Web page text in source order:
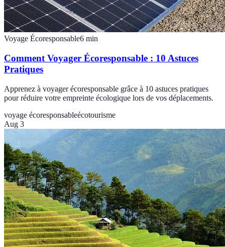
Voyage Écoresponsable6 min
Comment Voyager Écoresponsable : 10 Astuces
Pratiques
Apprenez à voyager écoresponsable grâce à 10 astuces pratiques
pour réduire votre empreinte écologique lors de vos déplacements.
voyage écoresponsableécotourisme
Aug 3